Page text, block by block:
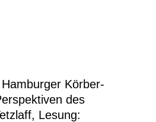
Körber-
des
Lesung: